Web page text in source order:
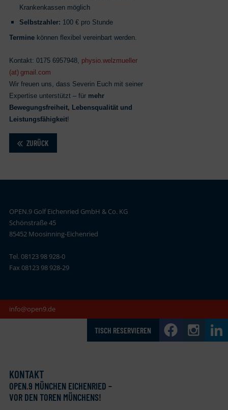
Krankenkassen möglich
Selbstzahler: 100 € pro Stunde
Termine können flexibel vereinbart werden.
Kontakt: 0175 6957948, physio.welzmueller
(at) gmail.com
Wir freuen uns, dass Severin Euch mit seiner
Expertise unterstützt – für mehr
Bewegungsfreiheit, Lebensqualität und
Leistungsfähigkeit!
ZURÜCK
OPEN.9 Golf Eichenried GmbH & Co. KG
Schönstraße 45
85452 Moosinning-Eichenried
Tel. 08123 98 928-0
Fax 08123 98 928-29
info@open9.de
TISCH RESERVIEREN
KONTAKT
OPEN.9 MÜNCHEN EICHENRIED –
VOR DEN TOREN MÜNCHENS!